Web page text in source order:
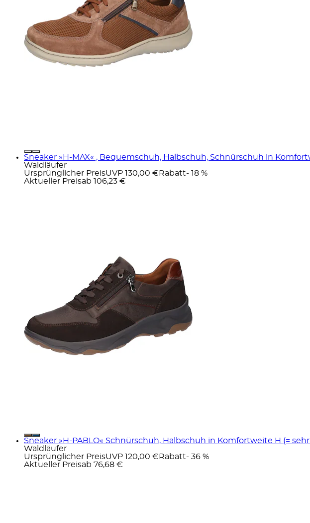
Sneaker »H-MAX« , Bequemschuh, Halbschuh, Schnürschuh in
Waldläufer
Ursprünglicher PreisUVP 130,00 € Rabatt- 18 %
Aktueller Preisab 106,23 €
Sneaker »H-PABLO« Schnürschuh, Halbschuh in Komfortweite H (=
Waldläufer
Ursprünglicher PreisUVP 120,00 € Rabatt- 36 %
Aktueller Preisab 76,68 €